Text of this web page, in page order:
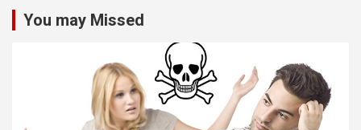
entradas
You may Missed